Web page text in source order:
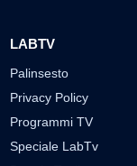
LABTV
Palinsesto
Privacy Policy
Programmi TV
Speciale LabTv